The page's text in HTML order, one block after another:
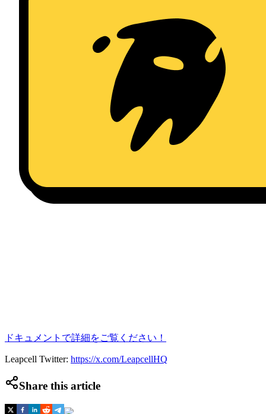
ドキュメントで詳細をご覧ください！
Leapcell Twitter: https://x.com/LeapcellHQ
Share this article